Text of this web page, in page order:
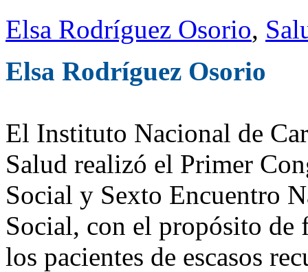
Elsa Rodríguez Osorio,
Elsa Rodríguez Osorio
El Instituto Nacional de
Salud realizó el Primer
Social y Sexto Encuentro
Social, con el propósito de
los pacientes de escasos